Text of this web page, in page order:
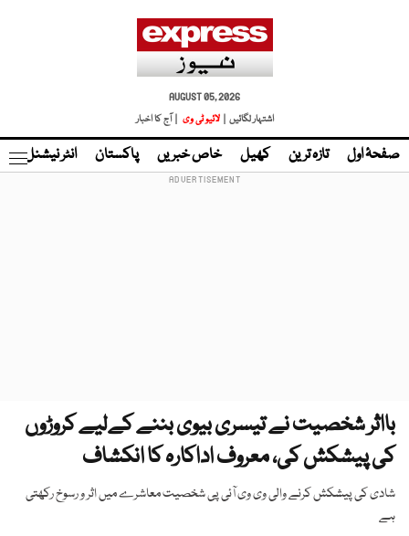
AUGUST 05, 2026
اشتہار لگائیں |
لائیو ٹی وی | آج کا اخبار
صفحۂ اول تازہ ترین کھیل خاص خبریں پاکستان انٹر نیشنل
بااثر شخصیت نے تیسری بیوی بننے کےلیے کروڑوں
کی پیشکش کی، معروف اداکارہ کا انکشاف
شادی کی پیشکش کرنے والی وی وی آئی پی شخصیت معاشرے میں اثر و رسوخ رکھتی
ہے